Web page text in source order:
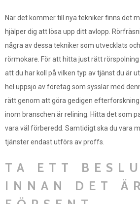
När det kommer till nya tekniker finns det
hjälper dig att lösa upp ditt avlopp.
några av dessa tekniker som utvecklats
rörmokare. För att hitta just rätt
att du har koll på vilken typ av tjänst du är
hel uppsjö av företag som sysslar med
rätt genom att göra gedigen
inom branschen är relining. Hitta det som
vara väl förberedd. Samtidigt ska du vara
tjänster endast utförs av proffs.
TA ETT
INNAN DET ÄR